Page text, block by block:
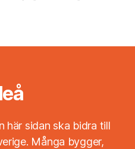
här sidan ska bidra till
Många bygger,